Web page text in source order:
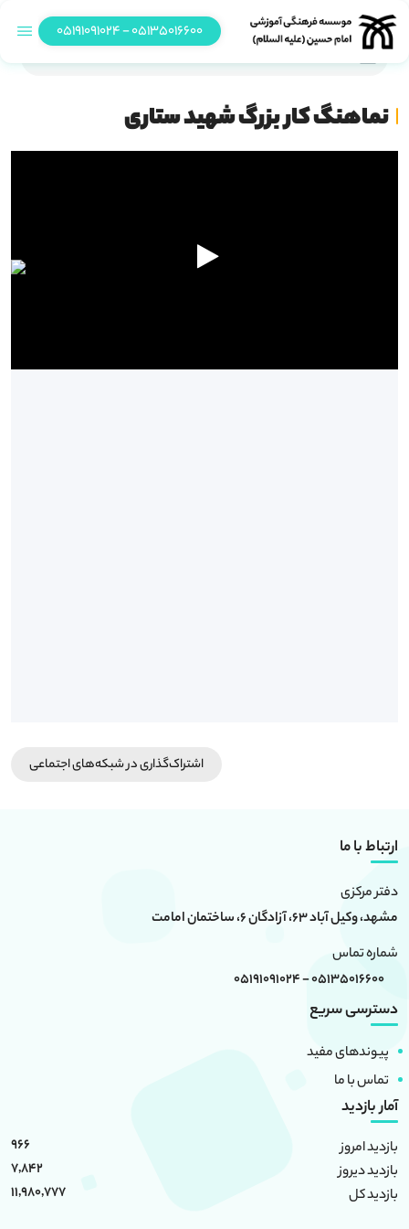
05135016600 - 05191091024
نماهنگ کار بزرگ شهید ستاری
اشتراک‌گذاری در شبکه‎‌های اجتماعی
ارتباط با ما
دفتر مرکزی
مشهد، وکیل آباد 63، آزادگان 6، ساختمان امامت
شماره تماس
05135016600 - 05191091024
دسترسی سریع
پیوندهای مفید
تماس با ما
آمار بازدید
بازدید امروز
966
بازدید دیروز
7,842
بازدید کل
11,980,777